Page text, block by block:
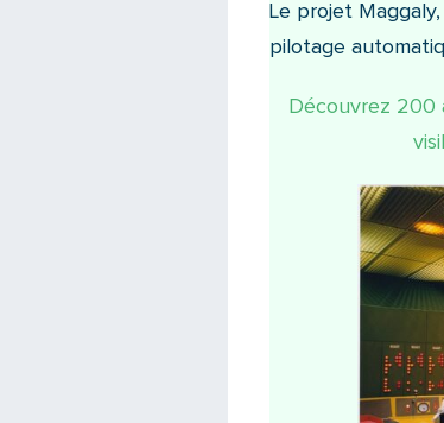
Le projet
pilotage
Découvrez 200